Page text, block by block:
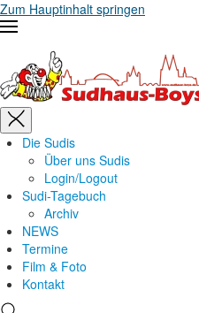
Zum Hauptinhalt springen
Die Sudis
Über uns Sudis
Login/Logout
Sudi-Tagebuch
Archiv
NEWS
Termine
Film & Foto
Kontakt